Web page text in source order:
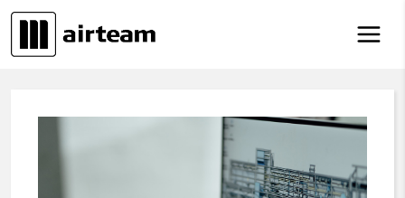
Hoppa till innehåll